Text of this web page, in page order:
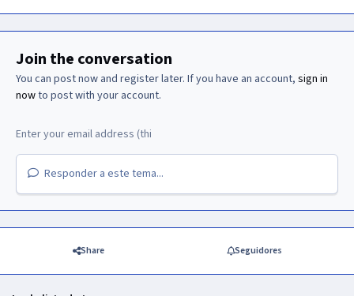
Join the conversation
You can post now and register later. If you have an account, sign in
nowto post with your account.
Responder a este tema...
Share Seguidores